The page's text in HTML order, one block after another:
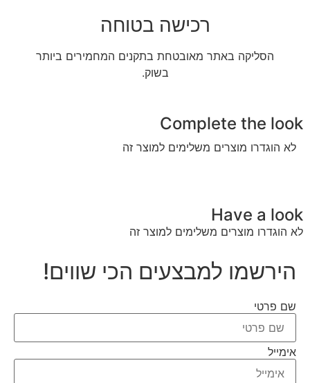
רכישה בטוחה
הסליקה באתר מאובטחת בתקנים המחמירים ביותר
בשוק.
Complete the look
לא הוגדרו מוצרים משלימים למוצר זה
Have a look
לא הוגדרו מוצרים משלימים למוצר זה
הירשמו למבצעים הכי שווים!
שם פרטי
אימייל